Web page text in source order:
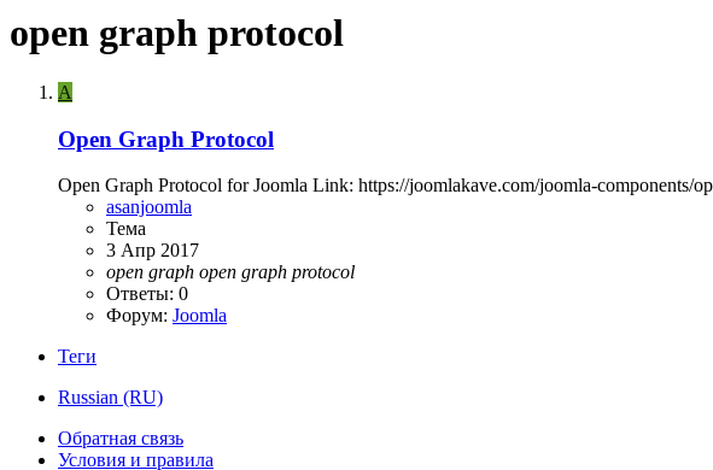
open graph protocol
A
Open Graph Protocol
Open Graph Protocol for Joomla Link: https://joomlakave.com/joomla-components/
asanjoomla
Тема
3 Апр 2017
open graph open graph protocol
Ответы: 0
Форум: Joomla
Теги
Russian (RU)
Обратная связь
Условия и правила